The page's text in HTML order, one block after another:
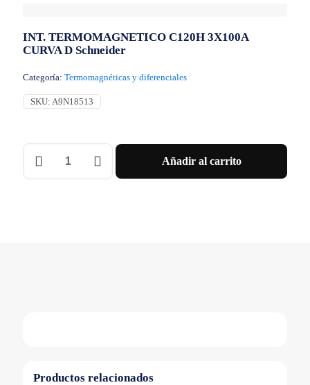
INT. TERMOMAGNETICO C120H 3X100A
CURVA D Schneider
Categoría: Termomagnéticas y diferenciales
SKU: A9N18513
INT.
TERMOMAGNETICO
C120H
Añadir al carrito
Productos relacionados